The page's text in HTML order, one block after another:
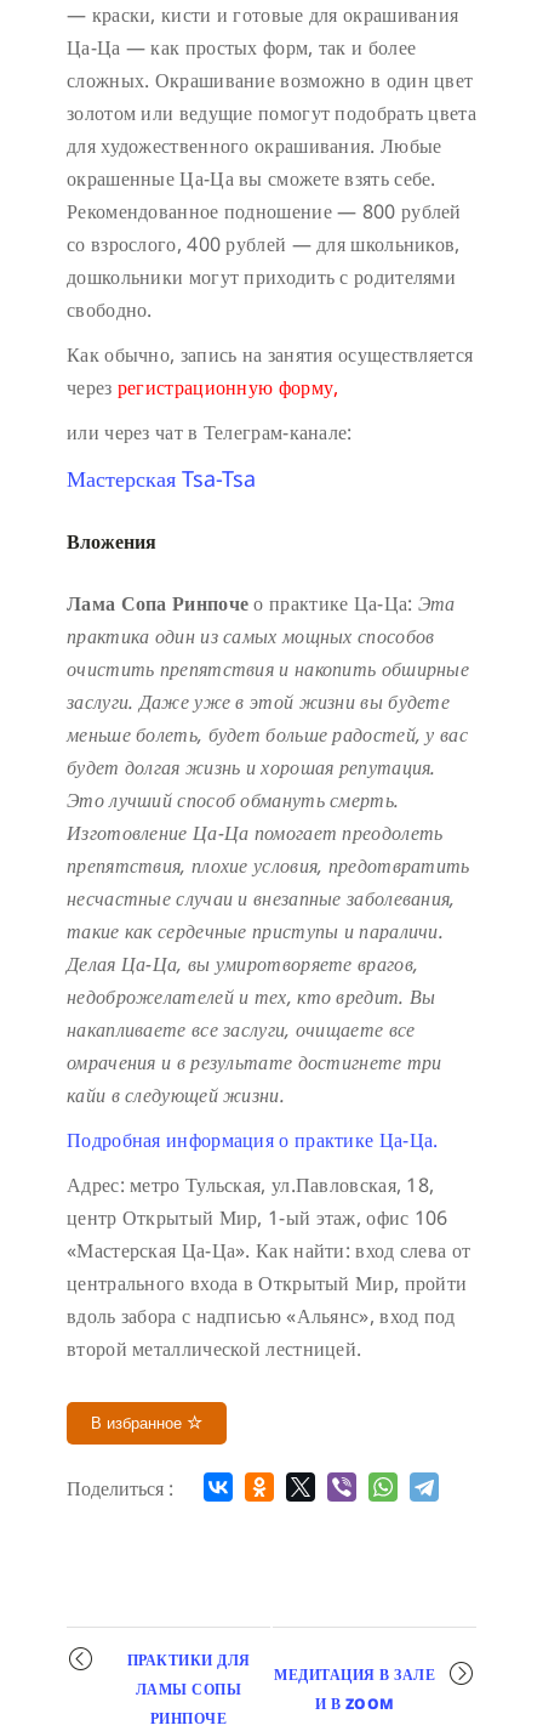
— краски, кисти и готовые для окрашивания
Ца-Ца — как простых форм, так и более
сложных. Окрашивание возможно в один цвет
золотом или ведущие помогут подобрать цвета
для художественного окрашивания. Любые
окрашенные Ца-Ца вы сможете взять себе.
Рекомендованное подношение — 800 рублей
со взрослого, 400 рублей — для школьников,
дошкольники могут приходить с родителями
свободно.
Как обычно, запись на занятия осуществляется
через регистрационную форму,
или через чат в Телеграм-канале:
Мастерская Tsa-Tsa
Вложения
Лама Сопа Ринпочео практике Ца-Ца: Эта
практика один из самых мощных способов
очистить препятствия и накопить обширные
заслуги. Даже уже в этой жизни вы будете
меньше болеть, будет больше радостей, у вас
будет долгая жизнь и хорошая репутация.
Это лучший способ обмануть смерть.
Изготовление Ца-Ца помогает преодолеть
препятствия, плохие условия, предотвратить
несчастные случаи и внезапные заболевания,
такие как сердечные приступы и параличи.
Делая Ца-Ца, вы умиротворяете врагов,
недоброжелателей и тех, кто вредит. Вы
накапливаете все заслуги, очищаете все
омрачения и в результате достигнете три
кайи в следующей жизни.
Подробная информация о практике Ца-Ца.
Адрес: метро Тульская, ул.Павловская, 18,
центр Открытый Мир, 1-ый этаж, офис 106
«Мастерская Ца-Ца». Как найти: вход слева от
центрального входа в Открытый Мир, пройти
вдоль забора с надписью «Альянс», вход под
второй металлической лестницей.
В избранное
Поделиться :
Мероприятие
навигация
ПРАКТИКИ ДЛЯ
ЛАМЫ СОПЫ
РИНПОЧЕ
МЕДИТАЦИЯ В ЗАЛЕ
И В ZOOM